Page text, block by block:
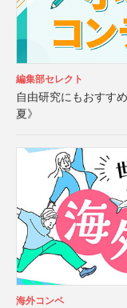
編集部セレクト
自由研究にもおすす
夏》
海外コンペ